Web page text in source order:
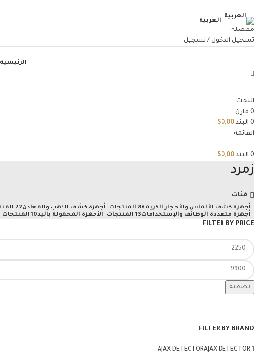
العربية
مفضلة
تسجيل الدخول / تسجيل
الرئيسية
البحث
0 قارن
0 البند $0,00
القائمة
0 البند $0,00
زمرد
فئات
أجهزة كشف الألماس والأحجار الكريمة8 المنتجات أجهزة كشف الذهب والمعادن72 المنتجات
أجهزة متعددة الوظائف والإستخدامات13 المنتجات الأجهزة المحمولة باليد10 المنتجات
FILTER BY PRICE
تصفية
FILTER BY BRAND
AJAX DETECTORAJAX DETECTOR 1